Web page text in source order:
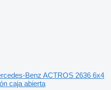
Benz ACTROS 2636 6x4
caja abierta